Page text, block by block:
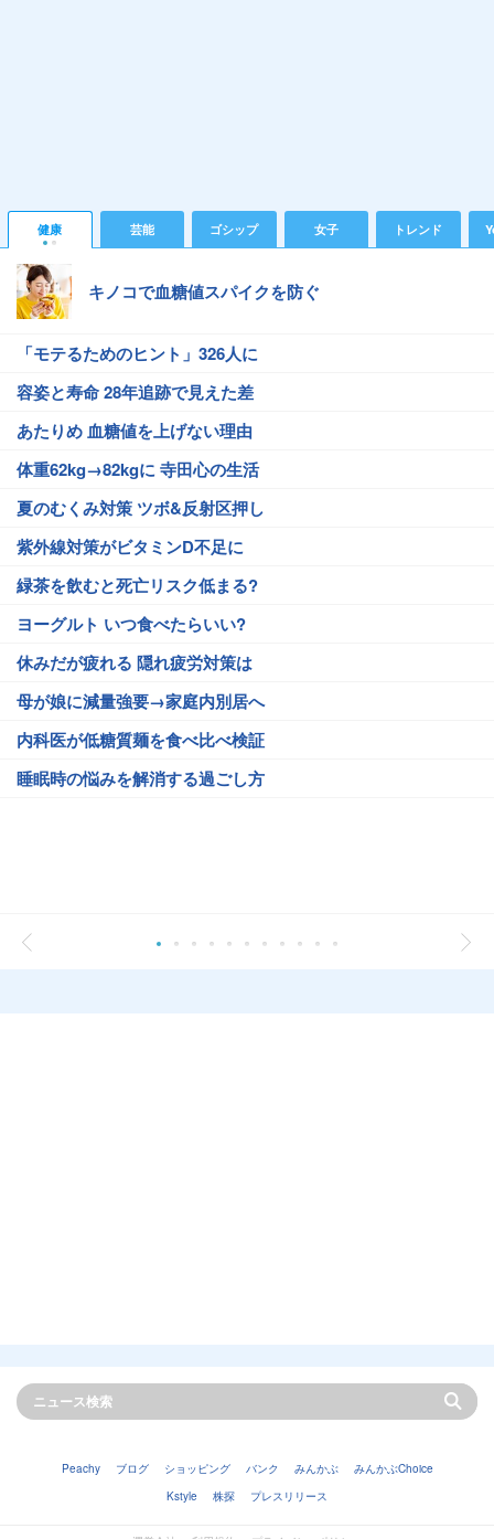
健康 芸能 ゴシップ 女子 トレンド
キノコで血糖値スパイクを防ぐ
「モテるためのヒント」326人に
容姿と寿命 28年追跡で見えた差
あたりめ 血糖値を上げない理由
体重62kg→82kgに 寺田心の生活
夏のむくみ対策 ツボ&反射区押し
紫外線対策がビタミンD不足に
緑茶を飲むと死亡リスク低まる?
ヨーグルト いつ食べたらいい?
休みだが疲れる 隠れ疲労対策は
母が娘に減量強要→家庭内別居へ
内科医が低糖質麺を食べ比べ検証
睡眠時の悩みを解消する過ごし方
Peachy ブログ ショッピング バンク みんかぶ
みんかぶChoice
Kstyle
株探 プレスリリース